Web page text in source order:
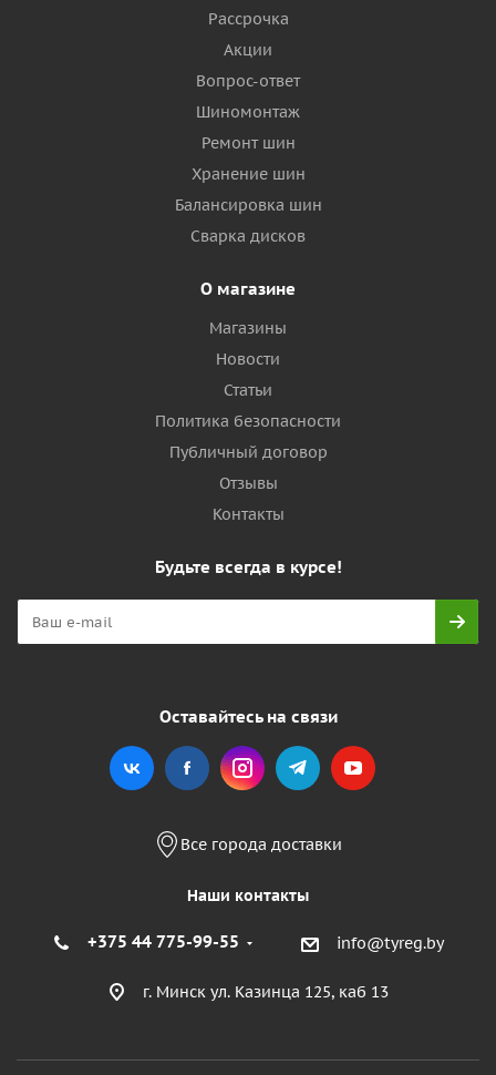
Рассрочка
Акции
Вопрос-ответ
Шиномонтаж
Ремонт шин
Хранение шин
Балансировка шин
Сварка дисков
О магазине
Магазины
Новости
Статьи
Политика безопасности
Публичный договор
Отзывы
Контакты
Будьте всегда в курсе!
Оставайтесь на связи
Все города доставки
Наши контакты
+375 44 775-99-55 info@tyreg.by
г. Минск ул. Казинца 125, каб 13